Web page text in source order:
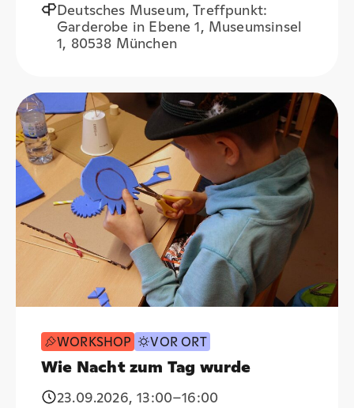
Deutsches Museum, Treffpunkt:
Garderobe in Ebene 1, Museumsinsel
1, 80538 München
WORKSHOP VOR ORT
Wie Nacht zum Tag wurde
23.09.2026,13:00–16:00